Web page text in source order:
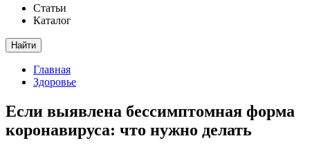
Статьи
Каталог
Найти
Главная
Здоровье
Если выявлена бессимптомная форма
коронавируса: что нужно делать